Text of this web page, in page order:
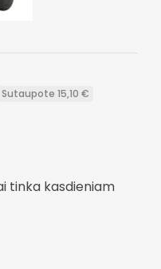
Sutaupote 15,10 €
tinka kasdieniam